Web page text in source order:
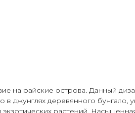
на райские острова. Данный
в джунглях деревянного бунгало,
растений.